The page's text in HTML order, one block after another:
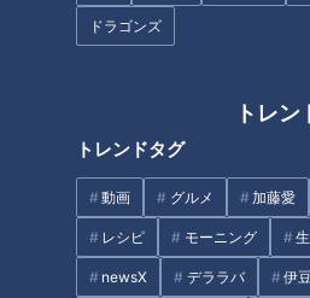
ドラゴンズ
トレン
トレンドタグ
動画 グルメ 加藤愛
レシピ モーニング
newsX デララバ 伊
SNSを武器にたたかう！愛知の
こだわり
の